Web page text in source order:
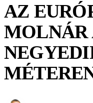
AZ
MOLNÁR